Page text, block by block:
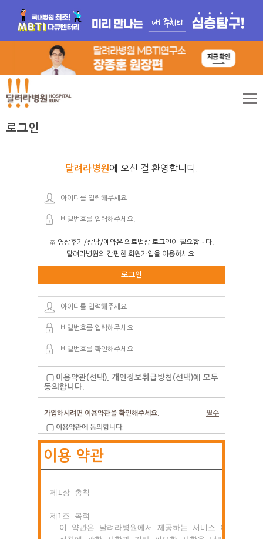
로그인
달려라병원 에 오신 걸 환영합니다.
※ 영상후기/상담/예약은 외료법상 로그인이 필요합니다.
달려라병원의 간편한 회원가입을 이용하세요.
로그인
이용약관(선택), 개인정보취급방침(선택)에 모두
동의합니다.
필수
가입하시려면 이용약관을 확인해주세요.
이용약관에 동의합니다.
이용 약관
제1장 총칙
제1조 목적
  이 약관은 달려라병원에서 제공하는 서비스 이용조건 및